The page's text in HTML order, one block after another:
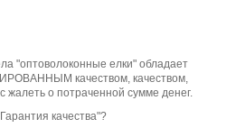
"оптоволоконные елки" обладает
качеством, качеством,
жалеть о потраченной сумме денег.
качества"?